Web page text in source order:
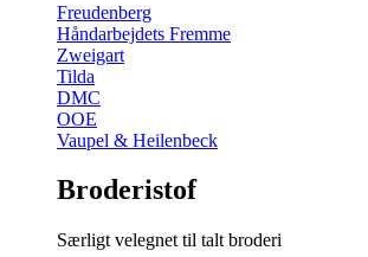
Freudenberg
Håndarbejdets Fremme
Zweigart
Tilda
DMC
OOE
Vaupel & Heilenbeck
Broderistof
Særligt velegnet til talt broderi